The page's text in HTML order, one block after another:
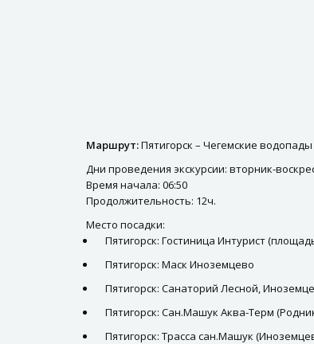
Маршрут:Пятигорск – Чегемские
Дни проведения экскурсии: вторник-
Время начала: 06:50
Продолжительность: 12ч.
Место посадки:
Пятигорск: Гостиница Интурист
Пятигорск: Маск Иноземцево
Пятигорск: Санаторий Лесной,
Пятигорск: Сан.Машук Аква-Терм
Пятигорск: Трасса сан.Машук